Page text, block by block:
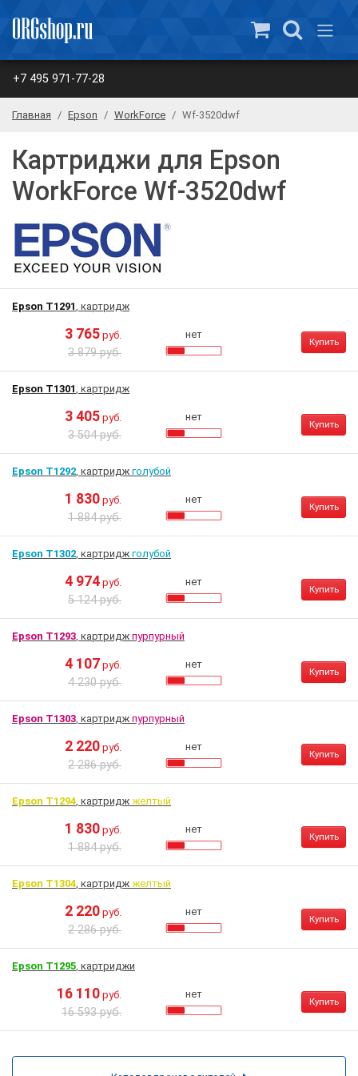
+7 495 971-77-28
Главная Epson WorkForce Wf-3520dwf
Картриджи для Epson
WorkForce Wf-3520dwf
Epson T1291, картридж
3 765 руб.
3 879 руб.
нет
Купить
Epson T1301, картридж
3 405 руб.
3 504 руб.
нет
Купить
Epson T1292, картридж голубой
1 830 руб.
1 884 руб.
нет
Купить
Epson T1302, картридж голубой
4 974 руб.
5 124 руб.
нет
Купить
Epson T1293, картридж пурпурный
4 107 руб.
4 230 руб.
нет
Купить
Epson T1303, картридж пурпурный
2 220 руб.
2 286 руб.
нет
Купить
Epson T1294, картридж желтый
1 830 руб.
1 884 руб.
нет
Купить
Epson T1304, картридж желтый
2 220 руб.
2 286 руб.
нет
Купить
Epson T1295, картриджи
16 110 руб.
16 593 руб.
нет
Купить